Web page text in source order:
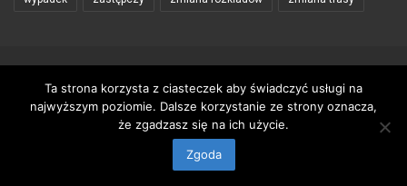
Wykorzystywanie materiałów zawartych na stronie tylko za zgodą
autorów
Ta strona korzysta z ciasteczek aby świadczyć usługi na
najwyższym poziomie. Dalsze korzystanie ze strony oznacza,
że zgadzasz się na ich użycie.
Zgoda